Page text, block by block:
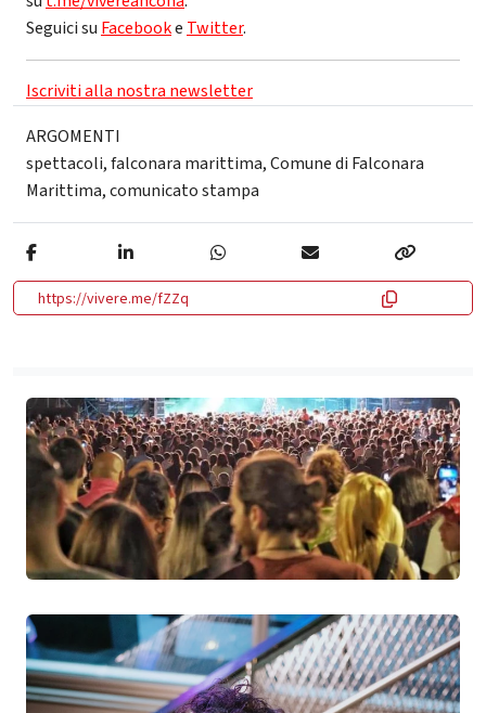
Seguici su Facebooke Twitter.
Iscriviti alla nostra newsletter
ARGOMENTI
spettacoli,falconara marittima,Comune di Falconara
Marittima,comunicato stampa
https://vivere.me/fZZq